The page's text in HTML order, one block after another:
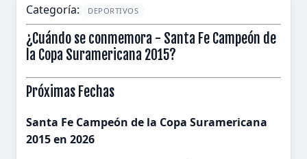
Categoría: DEPORTIVOS
¿Cuándo se conmemora - Santa Fe Campeón de
la Copa Suramericana 2015?
Próximas Fechas
Santa Fe Campeón de la Copa Suramericana
2015 en 2026